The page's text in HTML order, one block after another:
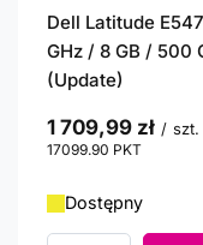
Dell Latitude
GHz / 8 GB / 500
(Update)
1 709,99 zł / szt.
17099.90 PKT
Dostępny